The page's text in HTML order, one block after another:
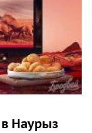
Наурыз